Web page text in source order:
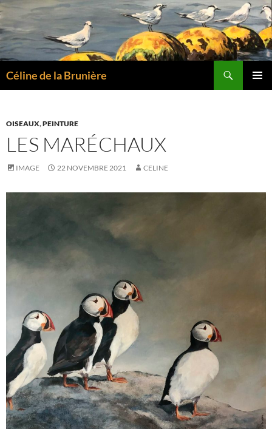
Aller
au
contenu
Céline de la Brunière
OISEAUX,PEINTURE
LES MARÉCHAUX
IMAGE 22 NOVEMBRE 2021 CELINE